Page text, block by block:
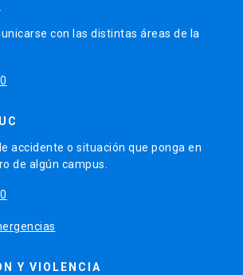
con las distintas áreas de la
accidente o situación que ponga en
de algún campus.
Y VIOLENCIA